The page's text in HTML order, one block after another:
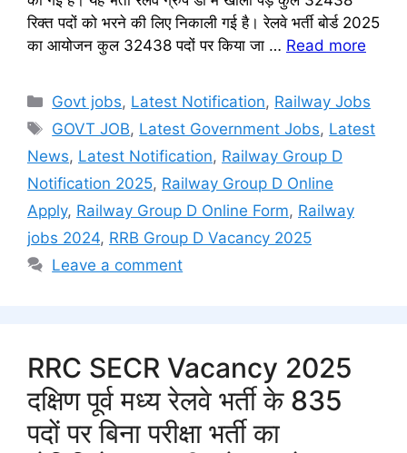
रिक्त पदों को भरने की लिए निकाली गई है। रेलवे भर्ती बोर्ड 2025
का आयोजन कुल 32438 पदों पर किया जा … Read more
Categories
Govt jobs, Latest Notification, Railway Jobs
Tags
GOVT JOB, Latest Government Jobs, Latest
News, Latest Notification, Railway Group D
Notification 2025, Railway Group D Online
Apply, Railway Group D Online Form, Railway
jobs 2024, RRB Group D Vacancy 2025
Leave a comment
RRC SECR Vacancy 2025
दक्षिण पूर्व मध्य रेलवे भर्ती के 835
पदों पर बिना परीक्षा भर्ती का